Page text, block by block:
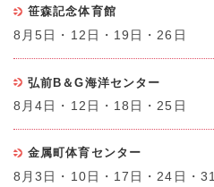
笹森記念体育館
8月5日・12日・19日・26日
弘前B＆G海洋センター
8月4日・12日・18日・25日
金属町体育センター
8月3日・10日・17日・24日・31